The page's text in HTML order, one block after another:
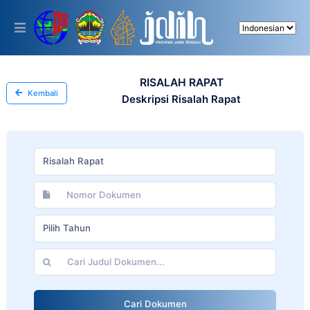
This
includes
accessibility
system.Kembali
RISALAH RAPAT
Deskripsi Risalah Rapat
Risalah Rapat
Pilih Tahun
Cari Dokumen